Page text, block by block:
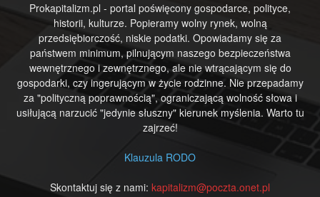
Prokapitalizm.pl - portal poświęcony gospodarce, polityce,
historii, kulturze. Popieramy wolny rynek, wolną
przedsiębiorczość, niskie podatki. Opowiadamy się za
państwem minimum, pilnującym naszego bezpieczeństwa
wewnętrznego i zewnętrznego, ale nie wtrącającym się do
gospodarki, czy ingerującym w życie rodzinne. Nie przepadamy
za "polityczną poprawnością", ograniczającą wolność słowa i
usiłującą narzucić "jedynie słuszny" kierunek myślenia. Warto tu
zajrzeć!
Klauzula RODO
Skontaktuj się z nami: kapitalizm@poczta.onet.pl